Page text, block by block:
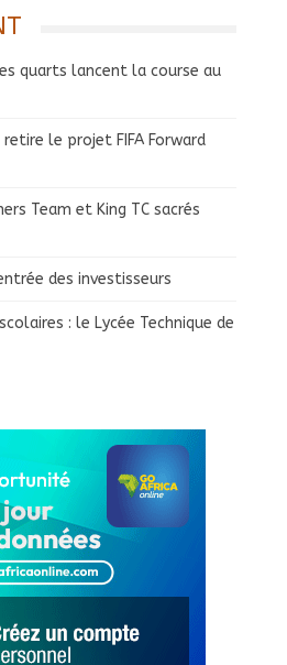
quarts lancent la course au
retire le projet FIFA Forward
Team et King TC sacrés
des investisseurs
: le Lycée Technique de